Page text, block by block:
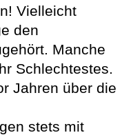
Vielleicht
den
Manche
Schlechtestes.
Jahren über die
stets mit